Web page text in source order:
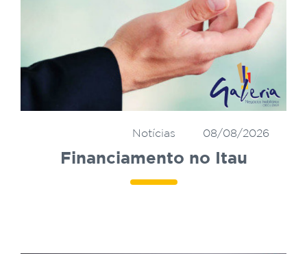
08/08/2026
Notícias
Financiamento no Itau